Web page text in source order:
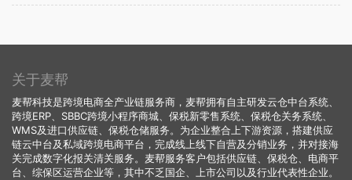
本土跨境保税服务商，代表企…
关于麦帮
麦帮科技是跨境电商全产业链服务商，麦帮拥有自主研发云仓中台系统、
跨境ERP、SBBC跨境小程序商城、保税新零售系统、保税仓关务系统、
WMS及进口供应链、保税仓储服务。为企业整合上下游资源，搭建供应
链云中台及私域跨境电商平台，完成线上线下自营及分销业务，并对接海
关完成数字化报关清关服务。麦帮服务客户包括供应链、保税仓、电商平
台、综保区运营企业等，其中不乏国企、上市公司以及行业代表性企业。